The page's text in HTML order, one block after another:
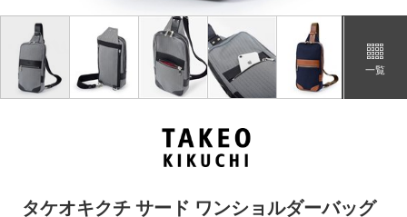
一覧
タケオキクチ サード ワンショルダーバッグ